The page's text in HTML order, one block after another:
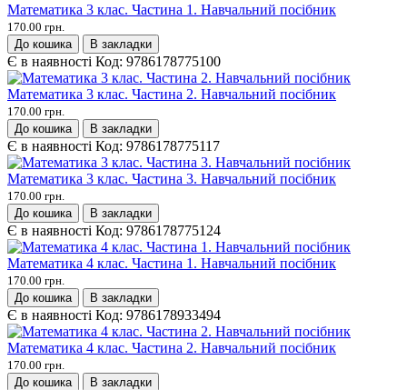
Математика 3 клас. Частина 1. Навчальний посібник
170.00 грн.
До кошика
В закладки
Є в наявності Код: 9786178775100
Математика 3 клас. Частина 2. Навчальний посібник
170.00 грн.
До кошика
В закладки
Є в наявності Код: 9786178775117
Математика 3 клас. Частина 3. Навчальний посібник
170.00 грн.
До кошика
В закладки
Є в наявності Код: 9786178775124
Математика 4 клас. Частина 1. Навчальний посібник
170.00 грн.
До кошика
В закладки
Є в наявності Код: 9786178933494
Математика 4 клас. Частина 2. Навчальний посібник
170.00 грн.
До кошика
В закладки